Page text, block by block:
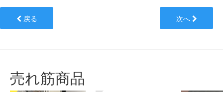
戻る 次へ
売れ筋商品